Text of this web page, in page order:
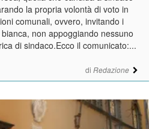
di Redazione
la propria volontà di voto in
comunali, ovvero, invitando i
non appoggiando nessuno
di sindaco.Ecco il comunicato:...